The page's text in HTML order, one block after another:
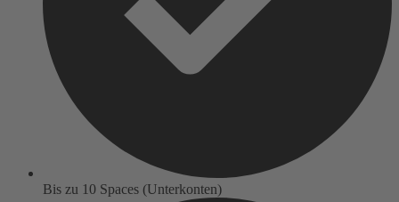
Bis zu 10 Spaces (Unterkonten)